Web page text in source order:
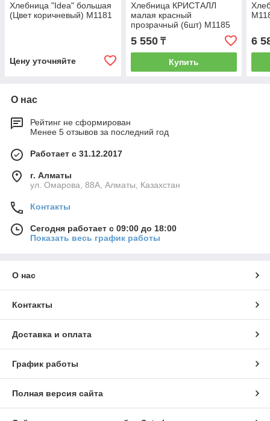
Хлебница "Idea" большая
(Цвет коричневый) М1181
Цену уточняйте
Хлебница КРИСТАЛЛ
малая красный
прозрачный (6шт) М1185
5 550₸
Купить
6
О нас
Рейтинг не сформирован
Менее 5 отзывов за последний год
Работает с 31.12.2017
г. Алматы
ул. Омарова, 88А, Алматы, Казахстан
Контакты
Сегодня работает с 09:00 до 18:00
Показать весь график работы
О нас
Контакты
Доставка и оплата
График работы
Полная версия сайта